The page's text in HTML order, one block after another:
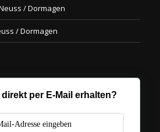
/ Dormagen
/ Dormagen
per E-Mail erhalten?